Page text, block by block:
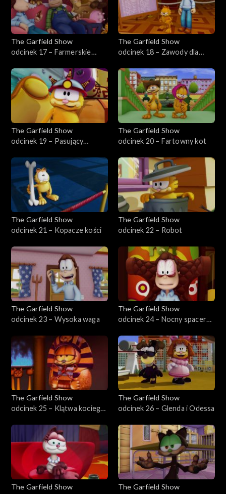
The Garfield Show
odcinek 17 – Farmerskie
The Garfield Show
odcinek 18 – Zawody dla
The Garfield Show
odcinek 19 – Pasujący
The Garfield Show
odcinek 20 – Fartowny kot
The Garfield Show
odcinek 21 – Kopacze kości
The Garfield Show
odcinek 22 – Robot
The Garfield Show
odcinek 23 – Wysoka waga
The Garfield Show
odcinek 24 – Nocny spacer
The Garfield Show
odcinek 25 – Klątwa kociego
The Garfield Show
odcinek 26 – Glenda i Odessa
The Garfield Show
The Garfield Show